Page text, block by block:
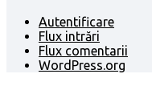
Autentificare
Flux intrări
Flux comentarii
WordPress.org